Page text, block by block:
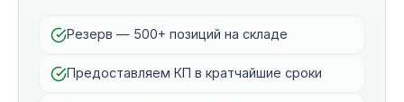
Резерв — 500+ позиций на складе
Предоставляем КП в кратчайшие сроки